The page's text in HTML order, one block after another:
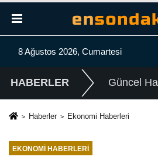
8 Ağustos 2026, Cumartesi
HABERLER Güncel
Haberler Ekonomi Haberleri
EKONOMI HABERLERI